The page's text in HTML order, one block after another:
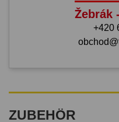
Žebrák
+420
ZUBEHÖR